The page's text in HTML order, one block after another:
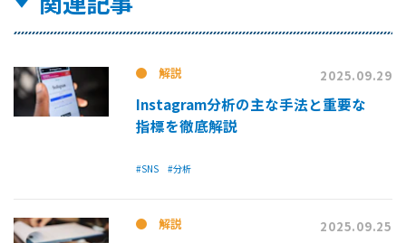
解説 2025.09.29
Instagram分析の主な手法と重要な
指標を徹底解説
#SNS #分析
解説 2025.09.25